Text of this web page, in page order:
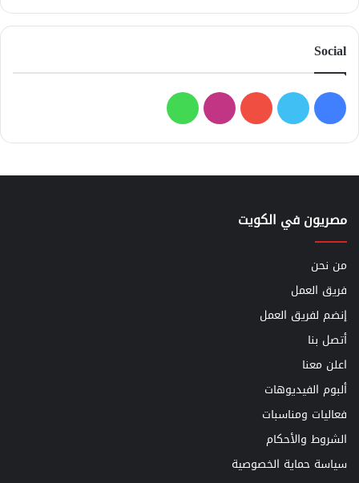
Social
فيسبوك
تويتر يوتيوبانستقرامواتساب
مصريون في الكويت
من نحن
فريق العمل
إنضم لفريق العمل
أتصل بنا
اعلن معنا
ألبوم الفيديوهات
فعاليات ومناسبات
الشروط والأحكام
سياسة حماية الخصوصية